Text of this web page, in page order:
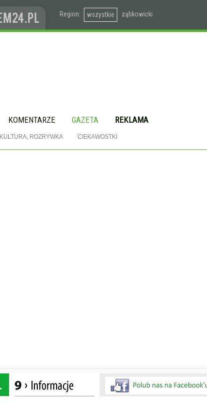
Region: wszystkie ząbkowicki
KOMENTARZE GAZETA REKLAMA
KULTURA, ROZRYWKA CIEKAWOSTKI